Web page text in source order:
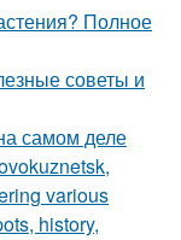
Полное
советы и
самом деле
various
history,